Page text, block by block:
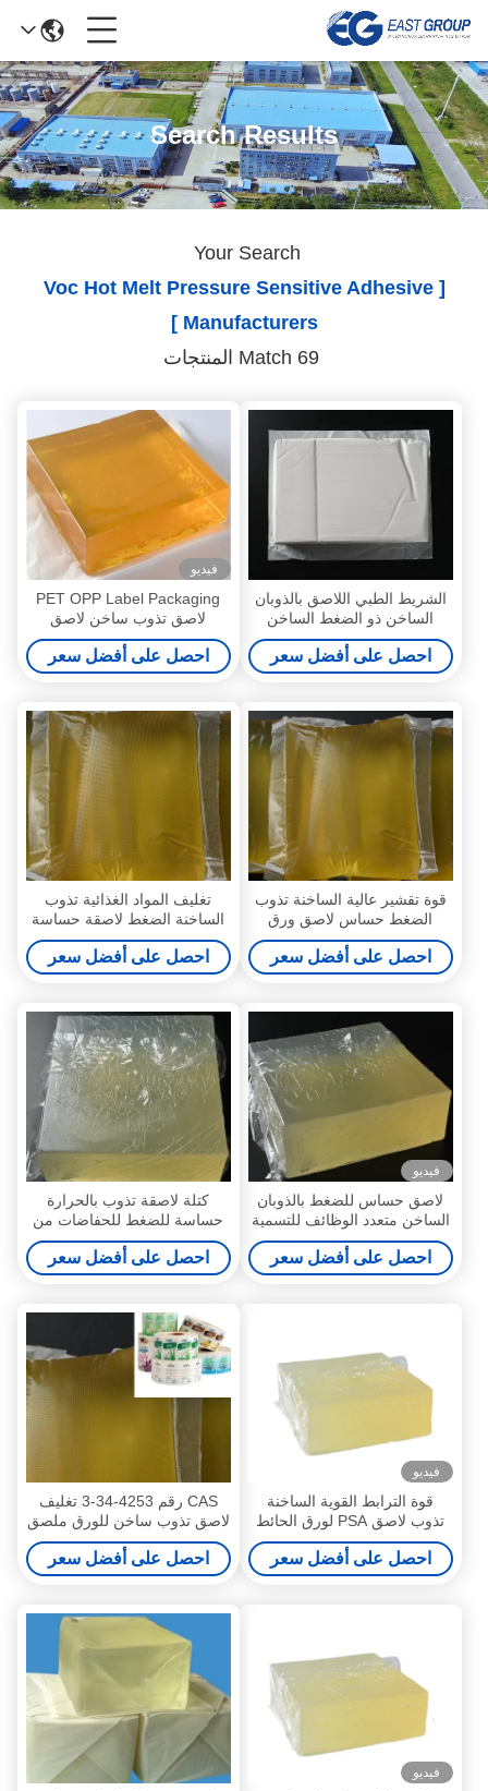
Search Results
Your Search
[ Voc Hot Melt Pressure Sensitive Adhesive
Manufacturers ]
الشريط الطبي اللاصق بالذوبان
الساخن ذو الضغط الساخن
مصنعي لاصق حساس بالضغط
احصل على أفضل سعر
فيديو
PET OPP Label Packaging
لاصق تذوب ساخن لاصق
حساس بالضغط الساخن
احصل على أفضل سعر
قوة تقشير عالية الساخنة تذوب
الضغط حساس لاصق ورق
الحائط الغراء 4253-34-3
احصل على أفضل سعر
تغليف المواد الغذائية تذوب
الساخنة الضغط لاصقة حساسة
خالية من المذيبات الأصفر
احصل على أفضل سعر
فيديو
لاصق حساس للضغط بالذوبان
الساخن متعدد الوظائف للتسمية
ذاتية اللصق
احصل على أفضل سعر
كتلة لاصقة تذوب بالحرارة
حساسة للضغط للحفاضات من
النوع الأصفر الفاتح
احصل على أفضل سعر
فيديو
قوة الترابط القوية الساخنة
تذوب لاصق PSA لورق الحائط
3D
احصل على أفضل سعر
CAS رقم 4253-34-3 تغليف
لاصق تذوب ساخن للورق ملصق
فيلم PET OPP
احصل على أفضل سعر
فيديو